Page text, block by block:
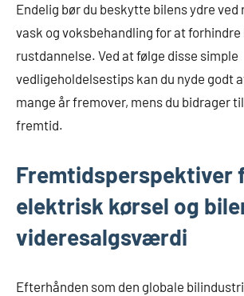
Endelig bør du beskytte bilens ydre
vask og voksbehandling for at
rustdannelse. Ved at følge disse simple
vedligeholdelsestips kan du nyde godt
mange år fremover, mens du bidrager
fremtid.
Fremtidsperspektiver
elektrisk kørsel og
videresalgsværdi
Efterhånden som den globale